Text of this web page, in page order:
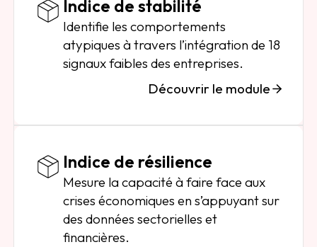
Indice de stabilité
Identifie les comportements
atypiques à travers l’intégration de 18
signaux faibles des entreprises.
Découvrir le module
Indice de résilience
Mesure la capacité à faire face aux
crises économiques en s’appuyant sur
des données sectorielles et
financières.